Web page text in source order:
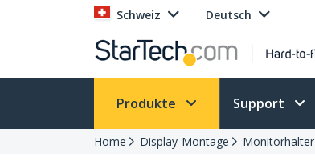
Schweiz Deutsch
Produkte Support
Home Display-Montage Monitorhalter